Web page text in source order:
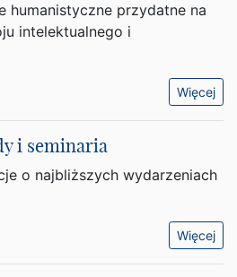
humanistyczne przydatne na
intelektualnego i
Więcej
i seminaria
o najbliższych wydarzeniach
Więcej